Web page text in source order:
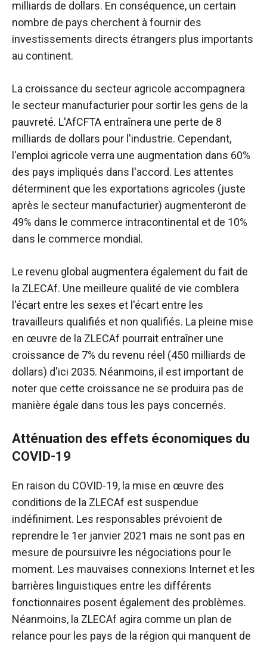
milliards de dollars. En conséquence, un certain
nombre de pays cherchent à fournir des
investissements directs étrangers plus importants
au continent.
La croissance du secteur agricole accompagnera
le secteur manufacturier pour sortir les gens de la
pauvreté. L'AfCFTA entraînera une perte de 8
milliards de dollars pour l'industrie. Cependant,
l'emploi agricole verra une augmentation dans 60%
des pays impliqués dans l'accord. Les attentes
déterminent que les exportations agricoles (juste
après le secteur manufacturier) augmenteront de
49% dans le commerce intracontinental et de 10%
dans le commerce mondial.
Le revenu global augmentera également du fait de
la ZLECAf. Une meilleure qualité de vie comblera
l'écart entre les sexes et l'écart entre les
travailleurs qualifiés et non qualifiés. La pleine mise
en œuvre de la ZLECAf pourrait entraîner une
croissance de 7% du revenu réel (450 milliards de
dollars) d'ici 2035. Néanmoins, il est important de
noter que cette croissance ne se produira pas de
manière égale dans tous les pays concernés.
Atténuation des effets économiques du
COVID-19
En raison du COVID-19, la mise en œuvre des
conditions de la ZLECAf est suspendue
indéfiniment. Les responsables prévoient de
reprendre le 1er janvier 2021 mais ne sont pas en
mesure de poursuivre les négociations pour le
moment. Les mauvaises connexions Internet et les
barrières linguistiques entre les différents
fonctionnaires posent également des problèmes.
Néanmoins, la ZLECAf agira comme un plan de
relance pour les pays de la région qui manquent de